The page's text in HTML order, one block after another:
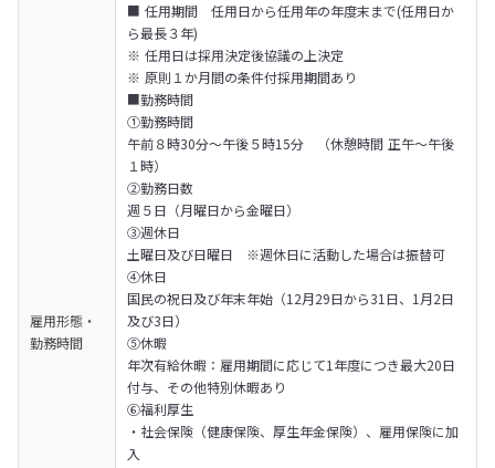
雇用形態・
勤務時間
■ 任用期間　任用日から任用年の年度末まで(任用日か
ら最長３年)
※ 任用日は採用決定後協議の上決定
※ 原則１か月間の条件付採用期間あり
■勤務時間
①勤務時間
午前８時30分～午後５時15分　（休憩時間 正午～午後
１時）
②勤務日数
週５日（月曜日から金曜日）
③週休日
土曜日及び日曜日　※週休日に活動した場合は振替可
④休日
国民の祝日及び年末年始（12月29日から31日、1月2日
及び3日）
⑤休暇
年次有給休暇：雇用期間に応じて1年度につき最大20日
付与、その他特別休暇あり
⑥福利厚生
・社会保険（健康保険、厚生年金保険）、雇用保険に加
入